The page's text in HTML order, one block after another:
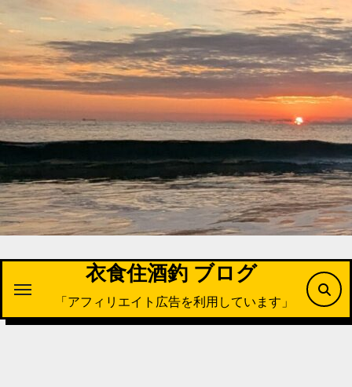
容
を
ス
キ
ッ
プ
衣食住酒釣 ブログ
「アフィリエイト広告を利用しています」